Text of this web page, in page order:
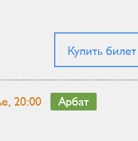
Купить билет
20:00 Арбат